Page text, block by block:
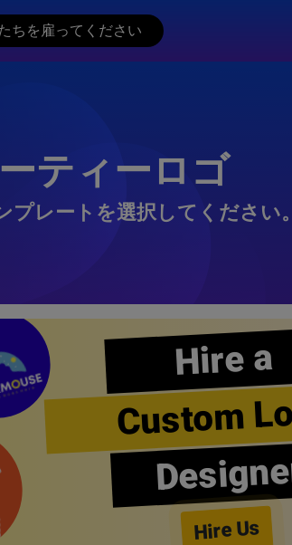
ちを雇ってください
ティーロゴ
プレートを選択してください。
Hire a
Custom
Hire Us